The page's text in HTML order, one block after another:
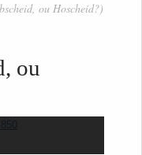
ou Hoscheid?)
ou